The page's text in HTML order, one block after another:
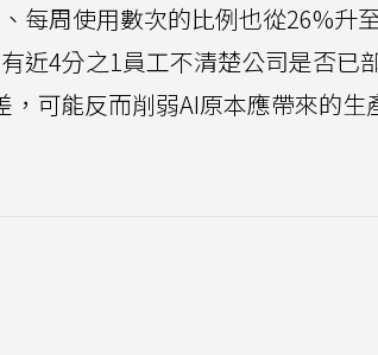
每周使用數次的比例也從26%升
近4分之1員工不清楚公司是否已
，可能反而削弱AI原本應帶來的生